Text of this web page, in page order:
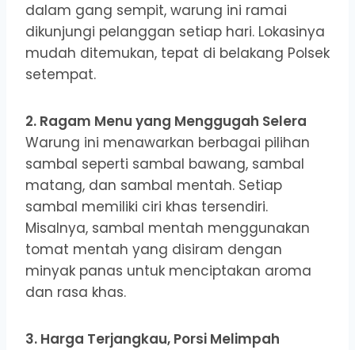
dalam gang sempit, warung ini ramai
dikunjungi pelanggan setiap hari. Lokasinya
mudah ditemukan, tepat di belakang Polsek
setempat.
2. Ragam Menu yang Menggugah Selera
Warung ini menawarkan berbagai pilihan
sambal seperti sambal bawang, sambal
matang, dan sambal mentah. Setiap
sambal memiliki ciri khas tersendiri.
Misalnya, sambal mentah menggunakan
tomat mentah yang disiram dengan
minyak panas untuk menciptakan aroma
dan rasa khas.
3. Harga Terjangkau, Porsi Melimpah